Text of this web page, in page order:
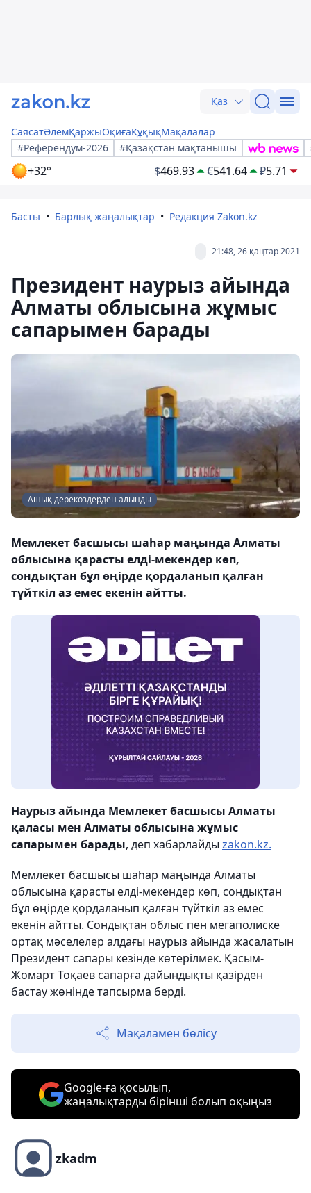
Қаз
СаясатӘлемҚаржыОқиғаҚұқықМақалалар
#Референдум-2026
#Қазақстан мақтанышы
+32° $469.93 €541.64 ₽5.71
Басты Барлық жаңалықтар Редакция Zakon.kz
21:48, 26 қаңтар 2021
Президент наурыз айында
Алматы облысына жұмыс
сапарымен барады
Ашық дерекөздерден алынды
Мемлекет басшысы шаһар маңында Алматы
облысына қарасты елді-мекендер көп,
сондықтан бұл өңірде қордаланып қалған
түйткіл аз емес екенін айтты.
Наурыз айында Мемлекет басшысы Алматы
қаласы мен Алматы облысына жұмыс
сапарымен барады, деп хабарлайды zakon.kz.
Мемлекет басшысы шаһар маңында Алматы
облысына қарасты елді-мекендер көп, сондықтан
бұл өңірде қордаланып қалған түйткіл аз емес
екенін айтты. Сондықтан облыс пен мегаполиске
ортақ мәселелер алдағы наурыз айында жасалатын
Президент сапары кезінде көтерілмек. Қасым-
Жомарт Тоқаев сапарға дайындықты қазірден
бастау жөнінде тапсырма берді.
Мақаламен бөлісу
Google-ға қосылып,
жаңалықтарды бірінші болып оқыңыз
zkadm